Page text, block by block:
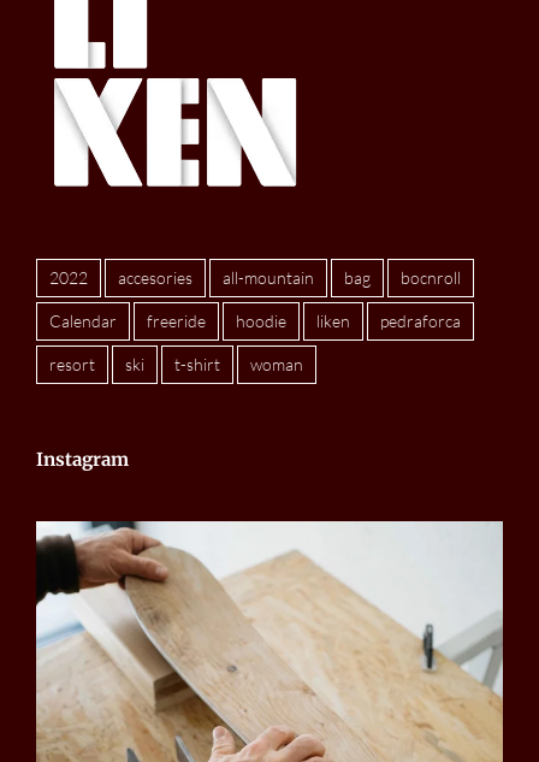
2022 accesories all-mountain bag bocnroll
Calendar freeride hoodie liken pedraforca
resort ski t-shirt woman
Instagram